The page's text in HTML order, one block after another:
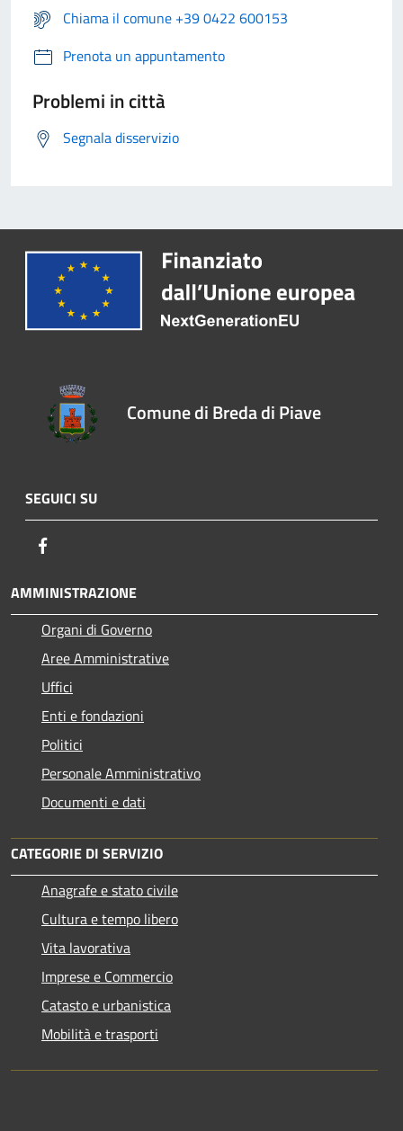
Chiama il comune +39 0422 600153
Prenota un appuntamento
Problemi in città
Segnala disservizio
Comune di Breda di Piave
SEGUICI SU
AMMINISTRAZIONE
Organi di Governo
Aree Amministrative
Uffici
Enti e fondazioni
Politici
Personale Amministrativo
Documenti e dati
CATEGORIE DI SERVIZIO
Anagrafe e stato civile
Cultura e tempo libero
Vita lavorativa
Imprese e Commercio
Catasto e urbanistica
Mobilità e trasporti